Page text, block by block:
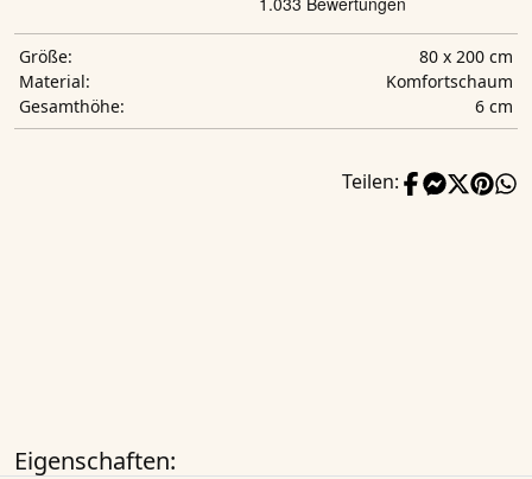
Größe:
80 x 200 cm
Material:
Komfortschaum
Gesamthöhe:
6 cm
Teilen:
Eigenschaften: